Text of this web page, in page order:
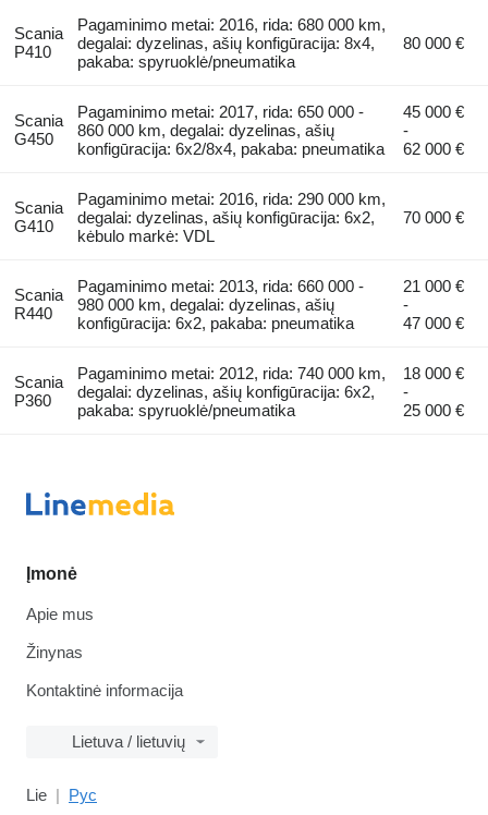
Scania
P410
Pagaminimo metai: 2016, rida: 680 000 km,
degalai: dyzelinas, ašių konfigūracija: 8x4,
pakaba: spyruoklė/pneumatika
80 000 €
Scania
G450
Pagaminimo metai: 2017, rida: 650 000 -
860 000 km, degalai: dyzelinas, ašių
konfigūracija: 6x2/8x4, pakaba: pneumatika
45 000 €
-
62 000 €
Scania
G410
Pagaminimo metai: 2016, rida: 290 000 km,
degalai: dyzelinas, ašių konfigūracija: 6x2,
kėbulo markė: VDL
70 000 €
Scania
R440
Pagaminimo metai: 2013, rida: 660 000 -
980 000 km, degalai: dyzelinas, ašių
konfigūracija: 6x2, pakaba: pneumatika
21 000 €
-
47 000 €
Scania
P360
Pagaminimo metai: 2012, rida: 740 000 km,
degalai: dyzelinas, ašių konfigūracija: 6x2,
pakaba: spyruoklė/pneumatika
18 000 €
-
25 000 €
Įmonė
Apie mus
Žinynas
Kontaktinė informacija
Lietuva / lietuvių
Lie Рус